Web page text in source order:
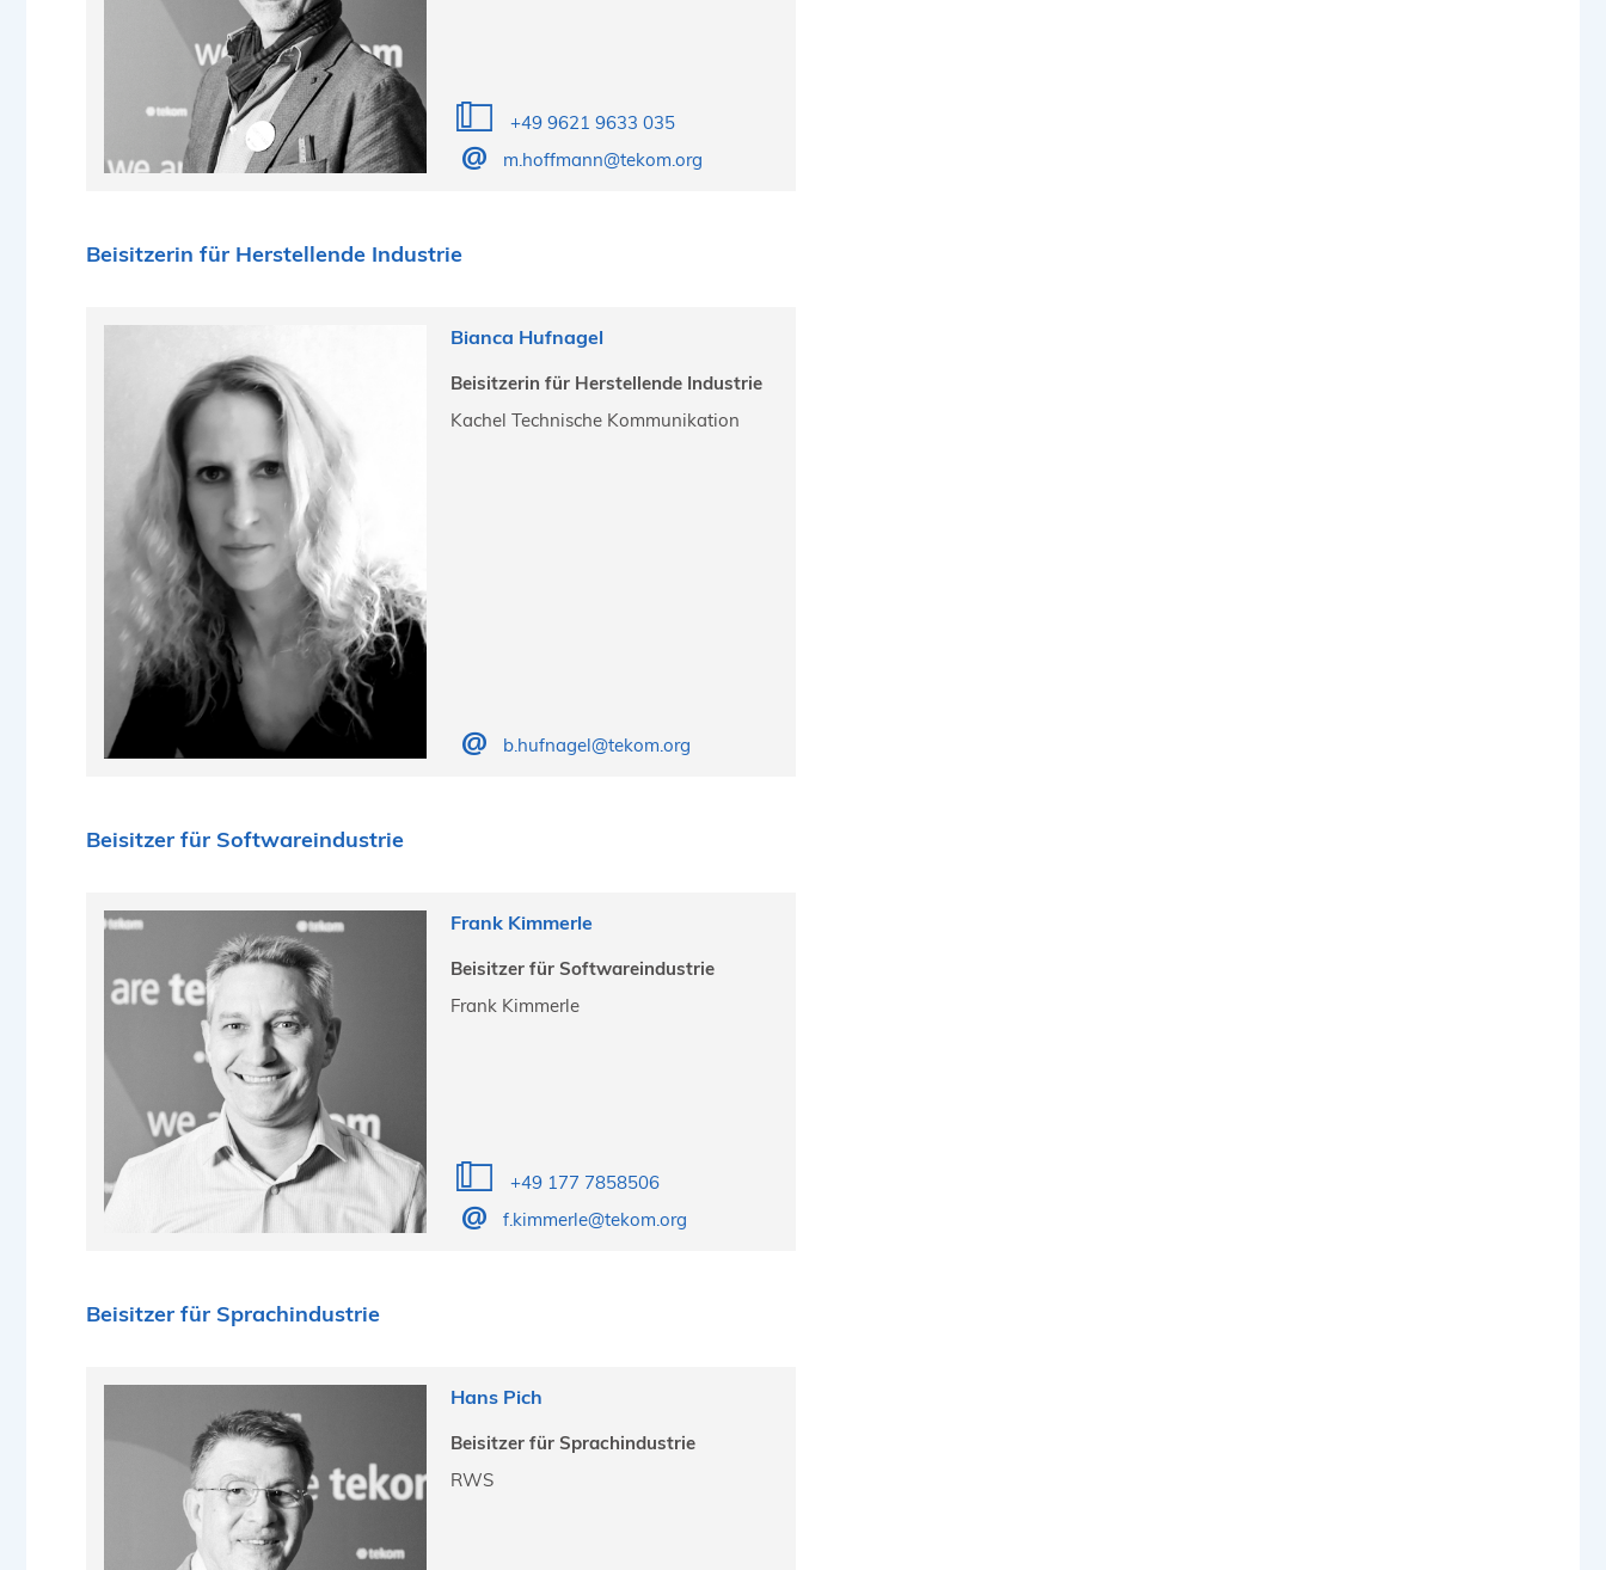
+49 9621 9633 035
m.hoffmann@tekom.org
Beisitzerin für Herstellende Industrie
Bianca Hufnagel
Beisitzerin für Herstellende Industrie
Kachel Technische Kommunikation
b.hufnagel@tekom.org
Beisitzer für Softwareindustrie
Frank Kimmerle
Beisitzer für Softwareindustrie
Frank Kimmerle
+49 177 7858506
f.kimmerle@tekom.org
Beisitzer für Sprachindustrie
Hans Pich
Beisitzer für Sprachindustrie
RWS